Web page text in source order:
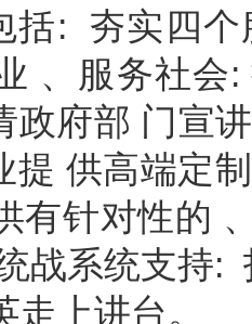
括: 夯实四
、服务社会
政府部 门宣
供高端定
有针对性的
战系统支持:
上讲台。